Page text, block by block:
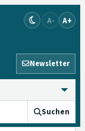
A- A+
Newsletter
Suchen